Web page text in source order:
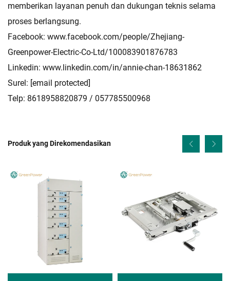
memberikan layanan penuh dan dukungan teknis selama
proses berlangsung.
Facebook: www.facebook.com/people/Zhejiang-
Greenpower-Electric-Co-Ltd/100083901876783
Linkedin: www.linkedin.com/in/annie-chan-18631862
Surel: [email protected]
Telp: 8618958820879 / 057785500968
Produk yang Direkomendasikan